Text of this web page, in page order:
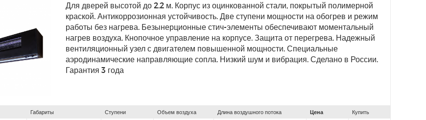
Для дверей высотой до 2.2 м. Корпус из оцинкованной стали, покрытый полимерной
краской. Антикоррозионная устойчивость. Две ступени мощности на обогрев и режим
работы без нагрева. Безынерционные стич-элементы обеспечивают моментальный
нагрев воздуха. Кнопочное управление на корпусе. Защита от перегрева. Надежный
вентиляционный узел с двигателем повышенной мощности. Специальные
аэродинамические направляющие сопла. Низкий шум и вибрация. Сделано в России.
Гарантия 3 года
Габариты Ступени Объем воздуха Длина воздушного потока Цена Купить